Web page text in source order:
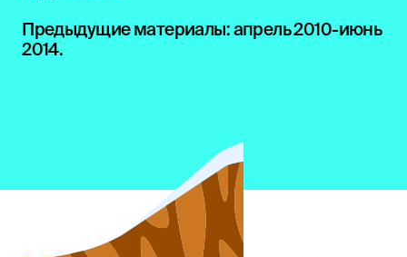
Предыдущие материалы:апрель 2010-июнь
2014.